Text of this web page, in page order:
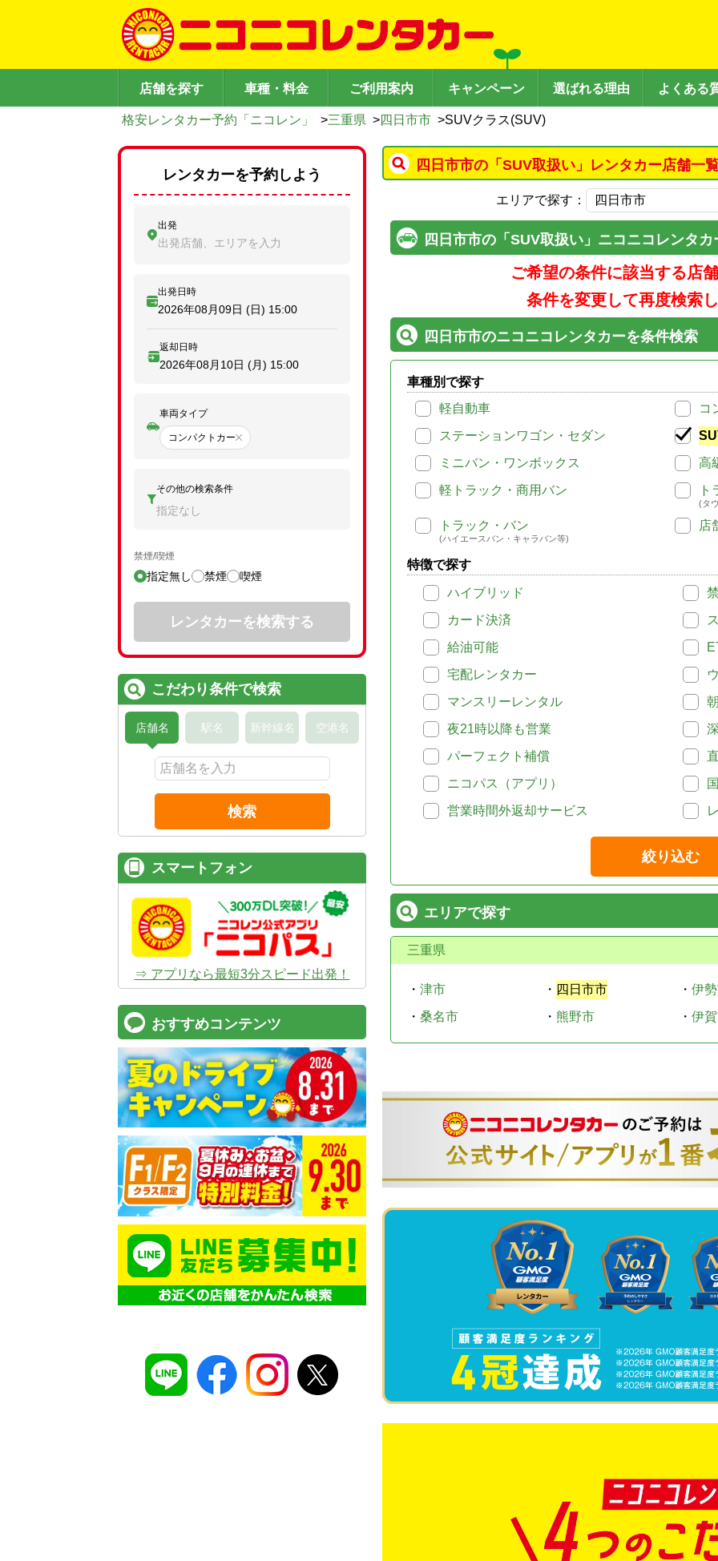
店舗を探す 車種・料金 ご利用案内 キャンペーン 選ばれる理由 よくある
格安レンタカー予約「ニコレン」 >三重県 >四日市市 >SUVクラス(SUV)
四日市市の「SUV取扱い」レンタカー店舗一
エリアで探す：
四日市市の「SUV取扱い」ニコニコレンタ
ご希望の条件に該当する店
条件を変更して再度検索
四日市市のニコニコレンタカーを条件検索
車種別で探す
軽自動車
コ
ステーションワゴン・セダン
ミニバン・ワンボックス
高
軽トラック・商用バン
ト
(タ
トラック・バン
(ハイエースバン・キャラバン等)
店
特徴で探す
ハイブリッド
カード決済
給油可能
宅配レンタカー
マンスリーレンタル
夜21時以降も営業
パーフェクト補償
ニコパス（アプリ）
営業時間外返却サービス
絞り込む
エリアで探す
三重県
・ 津市 ・ 四日市市 ・ 伊
・ 桑名市 ・ 熊野市 ・ 伊
レンタカーを予約しよう
出発
出発店舗、エリアを入力
出発日時
2026年08月09日 (日) 15:00
返却日時
2026年08月10日 (月) 15:00
車両タイプ
コンパクトカー
その他の検索条件
指定なし
禁煙/喫煙
指定無し 禁煙 喫煙
レンタカーを検索する
こだわり条件で検索
店舗名 駅名 新幹線名 空港名
検索
スマートフォン
⇒ アプリなら最短3分スピード出発！
おすすめコンテンツ